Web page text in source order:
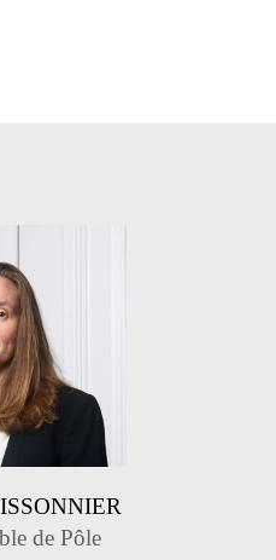
de Pôle